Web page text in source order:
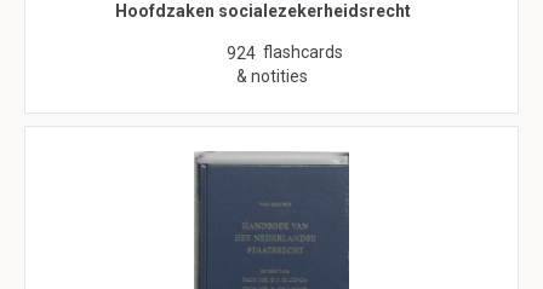
Hoofdzaken socialezekerheidsrecht
924 flashcards
& notities